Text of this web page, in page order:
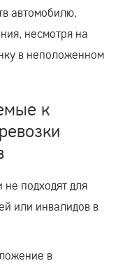
автомобилю,
несмотря на
в неположенном
к
подходят для
или инвалидов в
в